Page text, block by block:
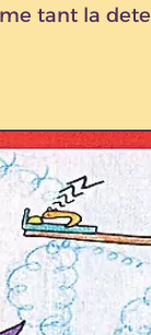
tant la